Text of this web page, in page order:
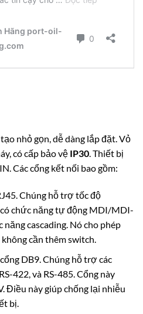
nhỏ gọn, dễ dàng lắp đặt. Vỏ
có cấp bảo vệ IP30. Thiết bị
Các cổng kết nối bao gồm:
Chúng hỗ trợ tốc độ
chức năng tự động MDI/MDI-
năng cascading. Nó cho phép
cần thêm switch.
DB9. Chúng hỗ trợ các
422, và RS-485. Cổng này
Điều này giúp chống lại nhiễu
bị.